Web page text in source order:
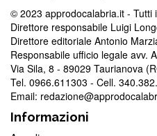
© 2023 approdocalabria.it - Tutti
Direttore responsabile Luigi
Direttore editoriale Antonio
Responsabile ufficio legale avv.
Via Sila, 8 - 89029 Taurianova
Tel. 0966.611303 - Cell.
Email:
Informazioni